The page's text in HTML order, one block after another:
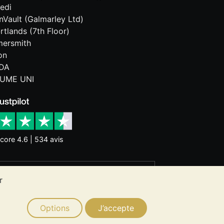
Options J’accepte
(Galmarley Ltd)
(7th Floor)
UNI
4.6 | 534 avis
constitue un conseil en
de métaux précieux vous convient.